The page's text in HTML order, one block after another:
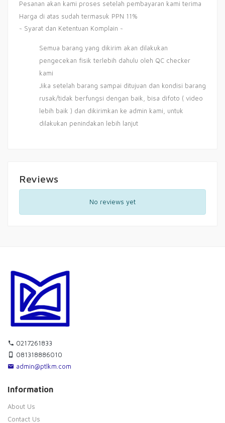
Pesanan akan kami proses setelah pembayaran kami terima
Harga di atas sudah termasuk PPN 11%
~ Syarat dan Ketentuan Komplain ~
Semua barang yang dikirim akan dilakukan
pengecekan fisik terlebih dahulu oleh QC checker
kami
Jika setelah barang sampai ditujuan dan kondisi barang
rusak/tidak berfungsi dengan baik, bisa difoto ( video
lebih baik ) dan dikirimkan ke admin kami, untuk
dilakukan penindakan lebih lanjut
Reviews
No reviews yet
0217261833
081318886010
admin@ptlkm.com
Information
About Us
Contact Us